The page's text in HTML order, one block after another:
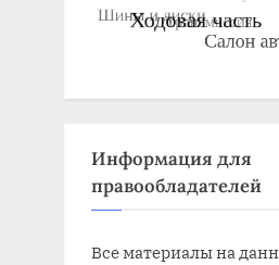
Информация для
правообладателей
Все материалы на